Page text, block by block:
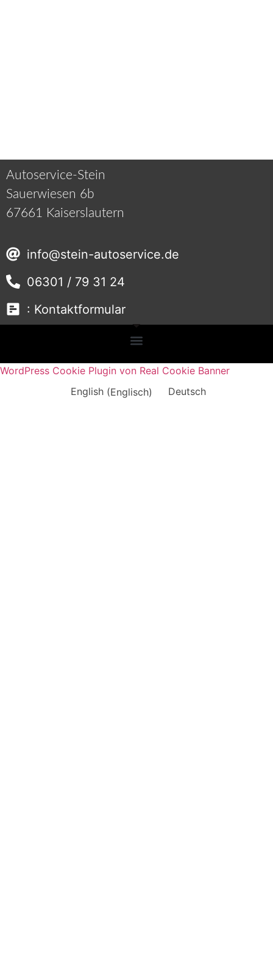
Autoservice-Stein
Sauerwiesen 6b
67661 Kaiserslautern
info@stein-autoservice.de
06301 / 79 31 24
: Kontaktformular
WordPress Cookie Plugin von Real Cookie Banner
English (Englisch) Deutsch